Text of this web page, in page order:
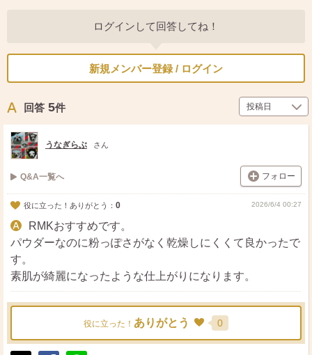
ログインして回答してね！
新規メンバー登録 / ログイン
回答 5件
うなぎらぶ さん
Q&A一覧へ フォロー
役に立った！ありがとう： 0 2026/6/4 00:27
RMKおすすめです。
パウダーなのに粉っぽさがなく乾燥しにくくて良かったで
す。
素肌が綺麗になったような仕上がりになります。
役に立った！ ありがとう 0